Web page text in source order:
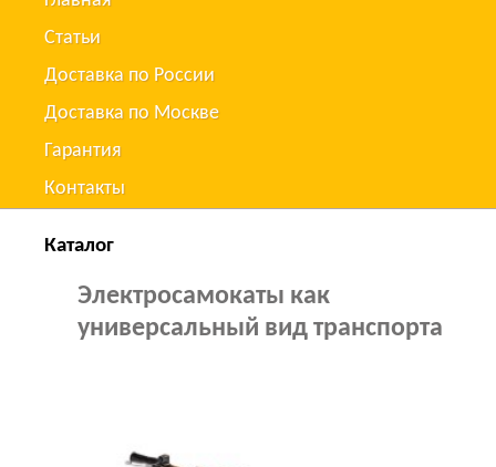
Статьи
Доставка по России
Доставка по Москве
Гарантия
Контакты
Каталог
Электросамокаты как
универсальный вид транспорта